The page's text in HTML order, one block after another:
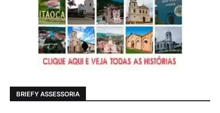
BRIEFY ASSESSORIA